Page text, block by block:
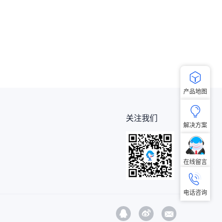

产品地图

解决方案
在线留言
电话咨询
关注我们
  